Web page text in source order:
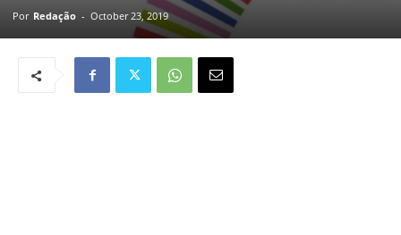
Por Redação - October 23, 2019